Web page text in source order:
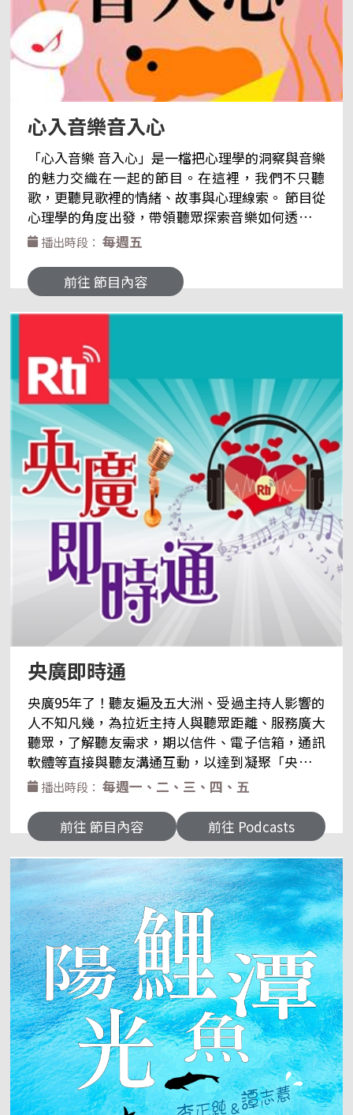
心入音樂音入心
「心入音樂 音入心」是一檔把心理學的洞察與音樂
的魅力交織在一起的節目。在這裡，我們不只聽
歌，更聽見歌裡的情緒、故事與心理線索。 節目從
心理學的角度出發，帶領聽眾探索音樂如何透過節
奏、旋律與聲響，悄悄影響心情——為何某些旋律
同的音色會讓我們想跳舞、想流淚、或想靜下來？
透過細緻的心理分析與多元的音樂賞析，我們將一
起拆解音符背後的情感密碼，理解那些看似抽象、
心」希望陪你突破「只是聽歌」的習慣，走向「用
心聆聽」的旅程——讓音樂進入內心，也讓內心在
音樂中被看見。 📌 臉書粉絲專頁👉央廣華語節目
粉絲團 | Facebook 來信資訊 郵寄地址｜臺灣
104237臺北市中山區北安路55號 中央廣播電臺 華
語節目 收 e-mail｜17rti@rti.org.tw
播出時段： 每週五
前往 節目內容
央廣即時通
央廣95年了！聽友遍及五大洲、受過主持人影響的
人不知凡幾，為拉近主持人與聽眾距離、服務廣大
聽眾，了解聽友需求，期以信件、電子信箱，通訊
軟體等直接與聽友溝通互動，以達到凝聚「央廣粉
絲團」向心力，這個橋樑，就是「央廣即時通」，
聽眾。 【節目內容】 以多元化單元設計，使節目
更輕鬆有趣，增加可聽性。 一、「有問必答」回覆
聽友信件，播放點播歌曲。 二、「主持人會客時
間」邀請央廣各節目主持人分享與聽眾互動的點點
滴滴。 三、「央廣新鮮事」介紹央廣大小事，如：
節目改版、新節目、新主持人、活動訊息等。 四、
「聽友當家」聽友訪談、無事不聊，與最熟悉的陌
生人，央廣主持人交流互動。 email：
rtitantan@gmail.com 微博 Weibo
: https://www.weibo.com/u/2130291945
播出時段： 每週一、二、三、四、五
前往 節目內容 前往 Podcasts